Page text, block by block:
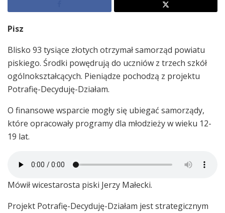
Pisz
Blisko 93 tysiące złotych otrzymał samorząd powiatu
piskiego. Środki powędrują do uczniów z trzech szkół
ogólnokształcących. Pieniądze pochodzą z projektu
Potrafię-Decyduję-Działam.
O finansowe wsparcie mogły się ubiegać samorządy,
które opracowały programy dla młodzieży w wieku 12-
19 lat.
Mówił wicestarosta piski Jerzy Małecki.
Projekt Potrafię-Decyduję-Działam jest strategicznym